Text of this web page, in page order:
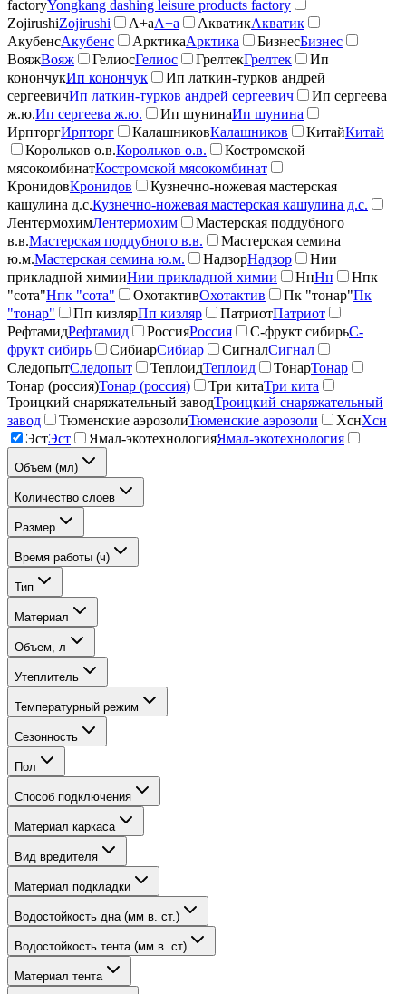
factoryYongkang dashing leisure products factory
ZojirushiZojirushi А+аА+а АкватикАкватик
АкубенсАкубенс АрктикаАрктика БизнесБизнес
ВояжВояж ГелиосГелиос ГрелтекГрелтек
Ип
конончукИп конончук
Ип латкин-турков андрей
сергеевичИп латкин-турков андрей сергеевич
Ип сергеева
ж.ю.Ип сергеева ж.ю. Ип шунинаИп шунина
ИрпторгИрпторг КалашниковКалашников КитайКитай
Корольков о.в.Корольков о.в.
Костромской
мясокомбинатКостромской мясокомбинат
КронидовКронидов
Кузнечно-ножевая мастерская
кашулина д.с.Кузнечно-ножевая мастерская кашулина д.с.
ЛентермохимЛентермохим
Мастерская поддубного
в.в.Мастерская поддубного в.в.
Мастерская семина
ю.м.Мастерская семина ю.м. НадзорНадзор
Нии
прикладной химииНии прикладной химии НнНн
Нпк
"сота"Нпк "сота" ОхотактивОхотактив Пк "тонар"Пк
"тонар"
Пп кизлярПп кизляр ПатриотПатриот
РефтамидРефтамид РоссияРоссия С-фрукт сибирьС-
фрукт сибирь
СибиарСибиар СигналСигнал
СледопытСледопыт ТеплоидТеплоид ТонарТонар
Тонар (россия)Тонар (россия) Три китаТри кита
Троицкий снаряжательный заводТроицкий снаряжательный
завод
Тюменские аэрозолиТюменские аэрозоли ХснХсн
ЭстЭст Ямал-экотехнологияЯмал-экотехнология
Объем (мл)
Количество слоев
Размер
Время работы (ч)
Тип
Материал
Объем, л
Утеплитель
Температурный режим
Сезонность
Пол
Способ подключения
Материал каркаса
Вид вредителя
Материал подкладки
Водостойкость дна (мм в. ст.)
Водостойкость тента (мм в. ст)
Материал тента